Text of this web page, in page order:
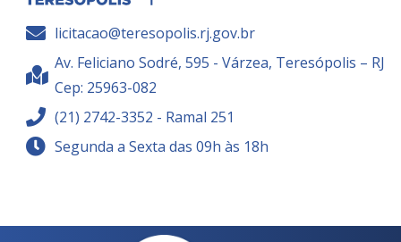
licitacao@teresopolis.rj.gov.br
Av. Feliciano Sodré, 595 - Várzea, Teresópolis – RJ
Cep: 25963-082
(21) 2742-3352 - Ramal 251
Segunda a Sexta das 09h às 18h